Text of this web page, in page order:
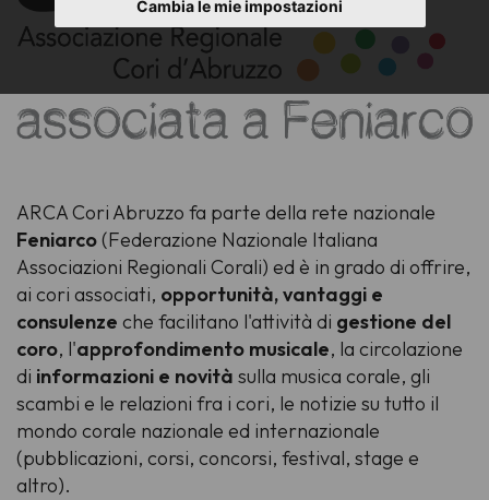
Cambia le mie impostazioni
ARCA Cori Abruzzo fa parte della rete nazionale
Feniarco(Federazione Nazionale Italiana
Associazioni Regionali Corali) ed è in grado di offrire,
ai cori associati, opportunità, vantaggi e
consulenze che facilitano l'attività di gestione del
coro, l'approfondimento musicale, la circolazione
di informazioni e novità sulla musica corale, gli
scambi e le relazioni fra i cori, le notizie su tutto il
mondo corale nazionale ed internazionale
(pubblicazioni, corsi, concorsi, festival, stage e
altro).